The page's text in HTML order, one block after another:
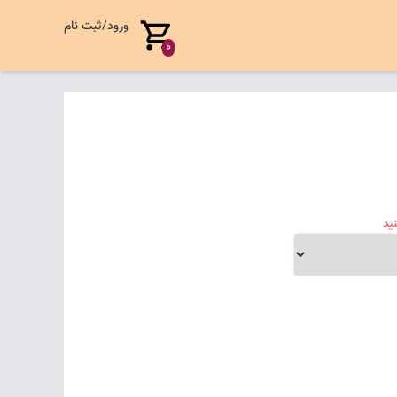
0
ورود/ثبت نام